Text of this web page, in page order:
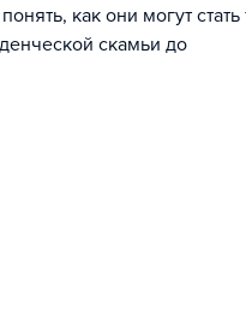
как они могут
скамьи до